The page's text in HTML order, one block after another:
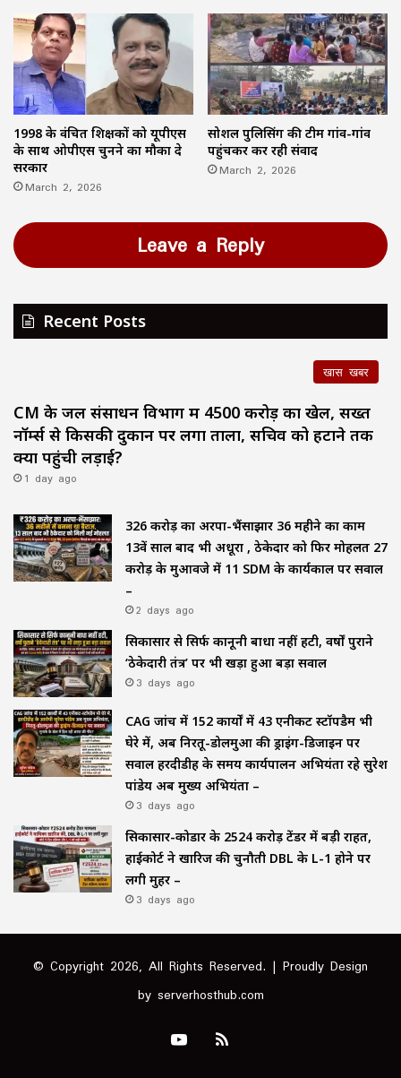
1998 के वंचित शिक्षकों को यूपीएस
के साथ ओपीएस चुनने का मौका दे
सरकार
March 2, 2026
सोशल पुलिसिंग की टीम गांव-गांव
पहुंचकर कर रही संवाद
March 2, 2026
Leave a Reply
Recent Posts
खास खबर
CM के जल संसाधन विभाग में ₹4500 करोड़ का खेल, सख्त
नॉर्म्स से किसकी दुकान पर लगा ताला, सचिव को हटाने तक
क्यों पहुंची लड़ाई?
1 day ago
₹326 करोड़ का अरपा-भैंसाझार 36 महीने का काम
13वें साल बाद भी अधूरा , ठेकेदार को फिर मोहलत ₹27
करोड़ के मुआवजे में 11 SDM के कार्यकाल पर सवाल
–
2 days ago
सिकासार से सिर्फ कानूनी बाधा नहीं हटी, वर्षों पुराने
‘ठेकेदारी तंत्र’ पर भी खड़ा हुआ बड़ा सवाल
3 days ago
CAG जांच में 152 कार्यों में 43 एनीकट स्टॉपडैम भी
घेरे में, अब निरतू-डोलमुआ की ड्राइंग-डिजाइन पर
सवाल हरदीडीह के समय कार्यपालन अभियंता रहे सुरेश
पांडेय अब मुख्य अभियंता –
3 days ago
सिकासार-कोडार के ₹2524 करोड़ टेंडर में बड़ी राहत,
हाईकोर्ट ने खारिज की चुनौती DBL के L-1 होने पर
लगी मुहर –
3 days ago
© Copyright 2026, All Rights Reserved. | Proudly Design
by serverhosthub.com
YouTube
RSS